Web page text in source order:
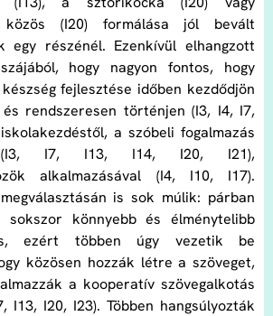
(I20) formálása jól bevált
egy részénél. Ezenkívül elhangzott
hogy nagyon fontos, hogy
fejlesztése időben kezdődjön
rendszeresen történjen (I3, I4, I7,
a szóbeli fogalmazás
(I3, I7, I13, I14, I20, I21),
alkalmazásával (I4, I10, I17).
is sok múlik: párban
sokszor könnyebb és élménytelibb
ezért többen úgy vezetik be
közösen hozzák létre a szöveget,
a kooperatív szövegalkotás
I13, I20, I23). Többen hangsúlyozták